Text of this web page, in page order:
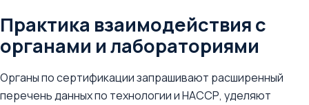
Практика взаимодействия с
органами и лабораториями
Органы по сертификации запрашивают расширенный
перечень данных по технологии и НАССР, уделяют